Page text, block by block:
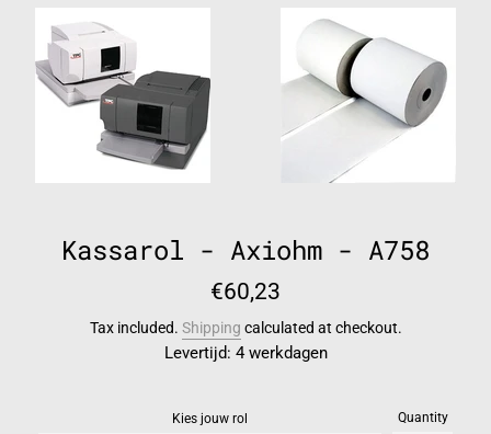
Kassarol - Axiohm - A758
Regular
€60,23
Tax included. Shipping calculated at checkout.
Levertijd: 4 werkdagen
Kies jouw rol Quantity